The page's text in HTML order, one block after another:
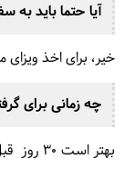
آیا حتما باید به
خیر، برای اخذ
چه زمانی برای
بهتر